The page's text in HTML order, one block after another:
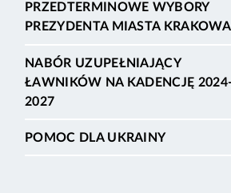
PRZEDTERMINOWE WYBORY
PREZYDENTA MIASTA KRAKOWA
NABÓR UZUPEŁNIAJĄCY
ŁAWNIKÓW NA KADENCJĘ 2024-
2027
POMOC DLA UKRAINY